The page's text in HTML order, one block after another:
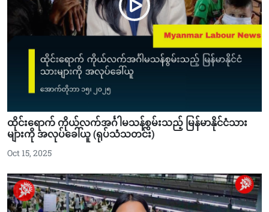
ထိုင်းရောက် ကိုယ်လက်အင်္ဂါမသန်စွမ်းသည့် မြန်မာနိုင်ငံသား
များကို အလုပ်ခေါ်ယူ (ရုပ်သံသတင်း)
Oct 15, 2025